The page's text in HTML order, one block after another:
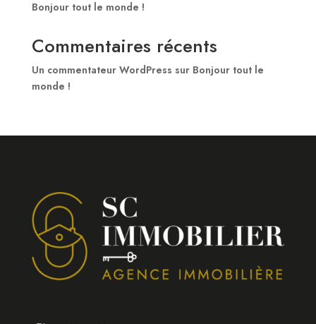
Bonjour tout le monde !
Commentaires récents
Un commentateur WordPress sur Bonjour tout le
monde !